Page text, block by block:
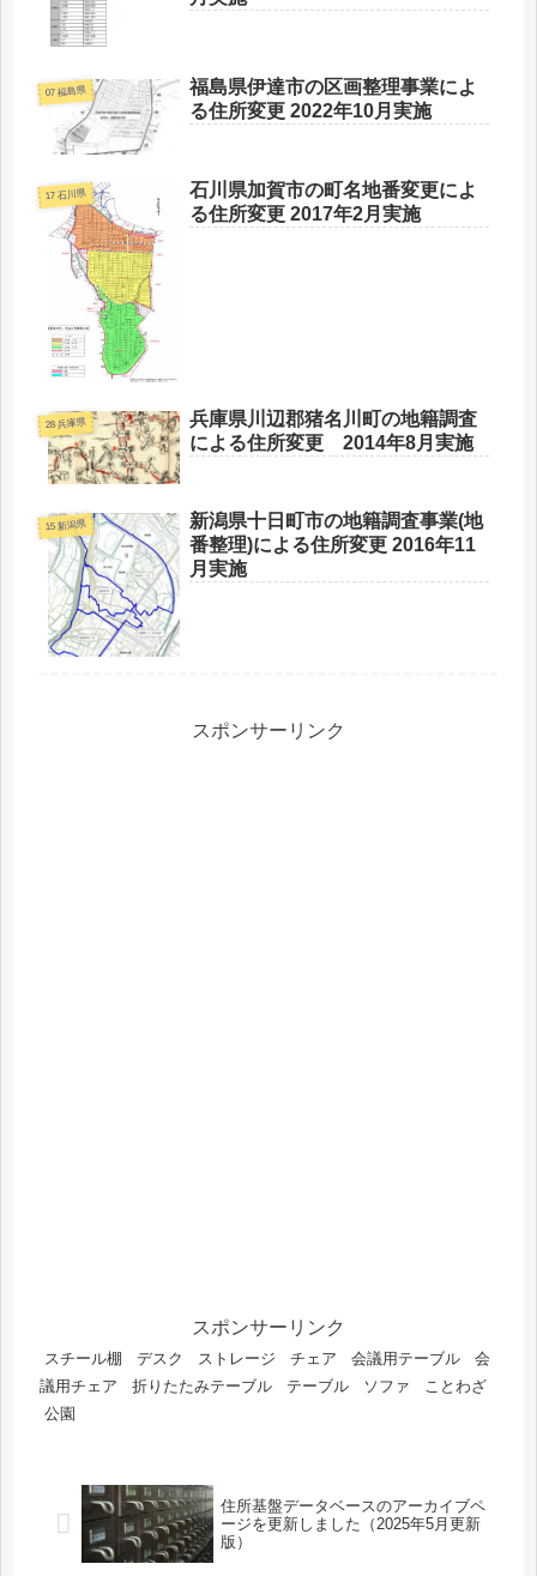
07 福島県
福島県伊達市の区画整理事業によ
る住所変更 2022年10月実施
17 石川県
石川県加賀市の町名地番変更によ
る住所変更 2017年2月実施
28 兵庫県
兵庫県川辺郡猪名川町の地籍調査
による住所変更 2014年8月実施
15 新潟県
新潟県十日町市の地籍調査事業(地
番整理)による住所変更 2016年11
月実施
スポンサーリンク
スポンサーリンク
スチール棚 デスク ストレージ チェア 会議用テーブル
会
議用チェア
折りたたみテーブル テーブル ソファ
ことわざ
公園
住所基盤データベースのアーカイブペ
ージを更新しました（2025年5月更新
版）